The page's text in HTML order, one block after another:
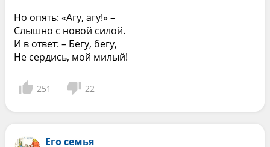
Но опять: «Агу, агу!» –
Слышно с новой силой.
И в ответ: – Бегу, бегу,
Не сердись, мой милый!
251 22
Его семья